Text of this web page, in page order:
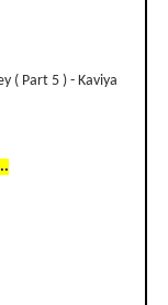
( Part 5 ) - Kaviya